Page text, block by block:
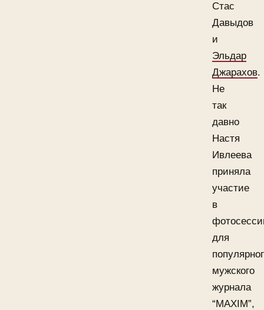
Стас
Давыдов
и
Эльдар
Джарахов.
Не
так
давно
Настя
Ивлеева
приняла
участие
в
для
мужского
журнала
“MAXIM”,